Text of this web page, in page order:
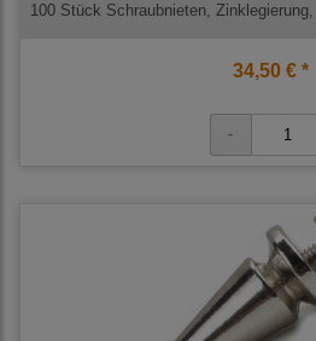
100 Stück Schraubnieten,
34,50 € *